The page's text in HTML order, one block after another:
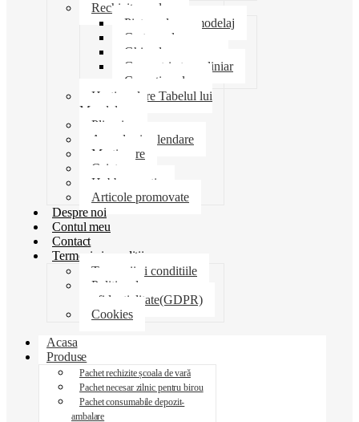
Rechizite scolare
Pictura desen modelaj
Creta scolara
Ghiozdane penare
Geometrie trusa liniar
Coperti scolare
Harti scolare Tabelul lui
Mendeleev
Plicuri
Agende si calendare
Martisoare
Caiete
Hobby creatie
Articole promovate
Despre noi
Contul meu
Contact
Termeni si conditii
Termenii si conditiile
Politica de
confidentialitate(GDPR)
Cookies
Acasa
Produse
Pachet rechizite școala de vară
Pachet necesar zilnic pentru birou
Pachet consumabile depozit-
ambalare